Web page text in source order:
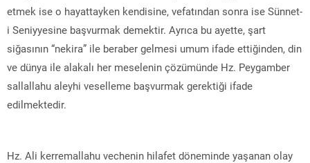
etmek ise o hayattayken kendisine, vefatından sonra ise Sünnet-
i Seniyyesine başvurmak demektir. Ayrıca bu ayette, şart
siğasının “nekira” ile beraber gelmesi umum ifade ettiğinden, din
ve dünya ile alakalı her meselenin çözümünde Hz. Peygamber
sallallahu aleyhi veselleme başvurmak gerektiği ifade
edilmektedir.
Hz. Ali kerremallahu vechenin hilafet döneminde yaşanan olay